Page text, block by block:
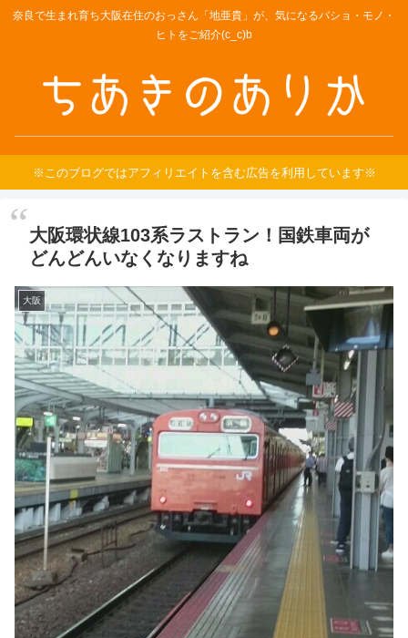
奈良で生まれ育ち大阪在住のおっさん「地亜貴」が、気になるバショ・モノ・
ヒトをご紹介(c_c)b
※このブログではアフィリエイトを含む広告を利用しています※
大阪環状線103系ラストラン！国鉄車両が
どんどんいなくなりますね
大阪